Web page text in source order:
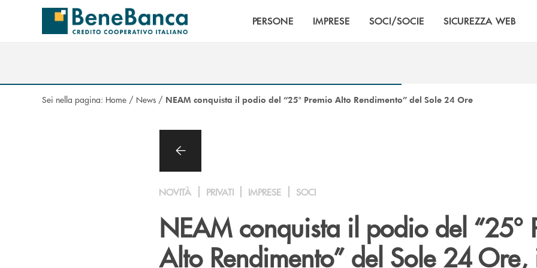
Salta al contenuto principale
PERSONE IMPRESE SOCI/SOCIE SICUREZZA WEB
Sei nella pagina: Home / News / NEAM conquista il podio del “25° Premio Alto Rendimento” del Sole 24 Ore
NOVITÀ PRIVATI IMPRESE SOCI
NEAM conquista il podio del “25°
Alto Rendimento” del Sole 24 Ore,